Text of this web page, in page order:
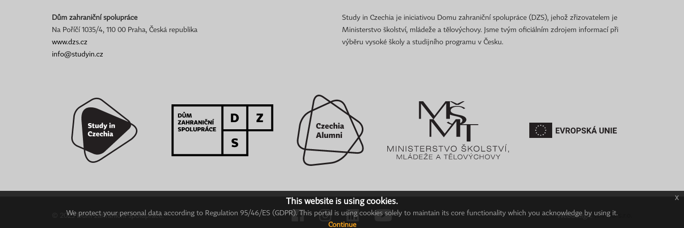
Dům zahraniční spolupráce
Na Poříčí 1035/4, 110 00 Praha, Česká republika
www.dzs.cz
info@studyin.cz
Study in Czechia je iniciativou Domu zahraniční spolupráce (DZS), jehož zřizovatelem je
Ministerstvo školství, mládeže a tělovýchovy. Jsme tvým oficiálním zdrojem informací při
výběru vysoké školy a studijního programu v Česku.
© 2023 Dům zahraniční spolupráce. Webdesign: IT-PRO s.r.o.
This website is using cookies.
We protect your personal data according to Regulation 95/46/ES (GDPR). This portal is using cookies solely to maintain its core functionality which you acknowledge by using it.
Continue
x